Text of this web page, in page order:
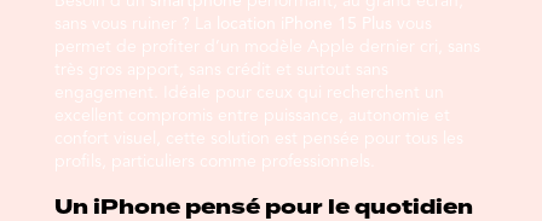
sans vous ruiner ? La
location iPhone 15 Plus vous
permet de profiter d’un modèle Apple dernier cri, sans
très gros apport, sans crédit et surtout sans
engagement. Idéale pour ceux qui recherchent un
excellent compromis entre puissance, autonomie et
confort visuel, cette solution est pensée pour tous les
profils, particuliers comme professionnels.
Un iPhone pensé pour le quotidien